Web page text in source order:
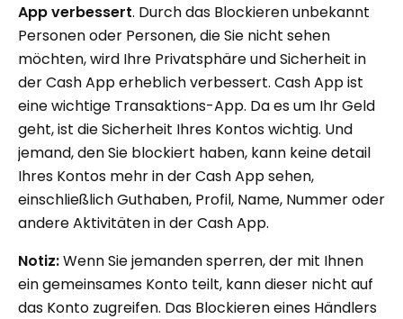
App verbessert. Durch das Blockieren unbekannt
Personen oder Personen, die Sie nicht sehen
möchten, wird Ihre Privatsphäre und Sicherheit in
der Cash App erheblich verbessert. Cash App ist
eine wichtige Transaktions-App. Da es um Ihr Geld
geht, ist die Sicherheit Ihres Kontos wichtig. Und
jemand, den Sie blockiert haben, kann keine detail
Ihres Kontos mehr in der Cash App sehen,
einschließlich Guthaben, Profil, Name, Nummer oder
andere Aktivitäten in der Cash App.
Notiz:Wenn Sie jemanden sperren, der mit Ihnen
ein gemeinsames Konto teilt, kann dieser nicht auf
das Konto zugreifen. Das Blockieren eines Händlers